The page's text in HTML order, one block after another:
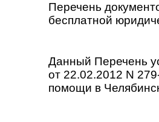
Перечень
бесплатной
Данный Перечень
от 22.02.2012 N
помощи в